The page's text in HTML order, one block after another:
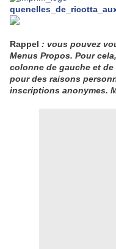
Rappel : vous pouvez
Menus Propos. Pour
colonne de gauche et
pour des raisons
inscriptions anonymes.